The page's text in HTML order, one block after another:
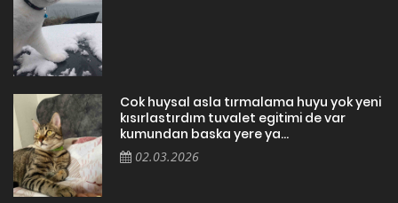
Cok huysal asla tırmalama huyu yok yeni
kısırlastırdım tuvalet egitimi de var
kumundan baska yere ya...
02.03.2026